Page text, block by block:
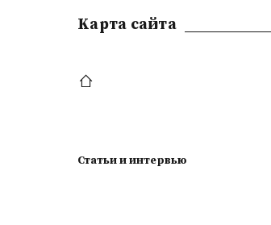
Kарта сайта
Статьи и интервью